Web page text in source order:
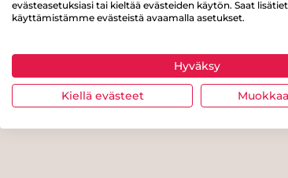
evästeasetuksiasi tai kieltää evästeiden käytön. Saat
käyttämistämme evästeistä avaamalla asetukset.
Hyväksy
Kiellä evästeet